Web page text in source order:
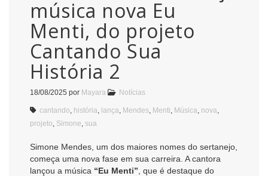
música nova Eu
Menti, do projeto
Cantando Sua
História 2
18/08/2025 por Mayara Notícias
cantando história lança Mendes Menti Música nova
projeto Simone sua
Simone Mendes, um dos maiores nomes do sertanejo,
começa uma nova fase em sua carreira. A cantora
lançou a música “Eu Menti” , que é destaque do